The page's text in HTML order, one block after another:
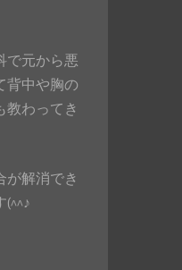
で元から悪
背中や胸の
教わってき
が解消でき
(^^♪